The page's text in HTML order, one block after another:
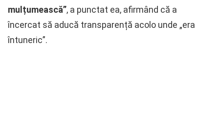
mulțumească”, a punctat ea, afirmând că a
încercat să aducă transparență acolo unde „era
întuneric”.